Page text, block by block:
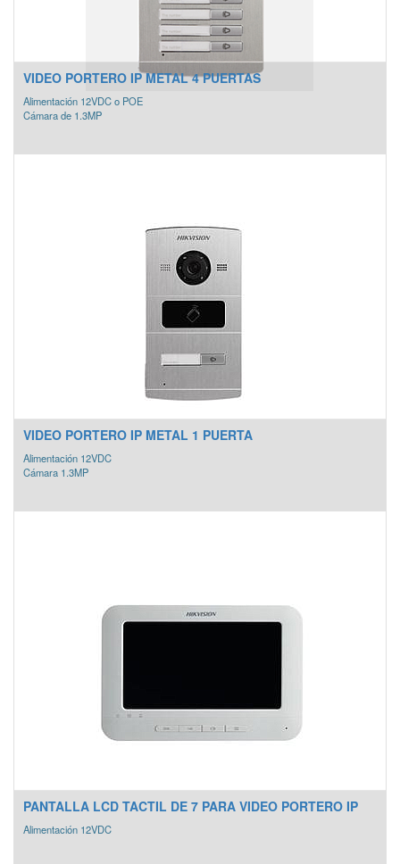
VIDEO PORTERO IP METAL 4 PUERTAS
Alimentación 12VDC o POE
Cámara de 1.3MP
VIDEO PORTERO IP METAL 1 PUERTA
Alimentación 12VDC
Cámara 1.3MP
PANTALLA LCD TACTIL DE 7 PARA VIDEO PORTERO IP
Alimentación 12VDC